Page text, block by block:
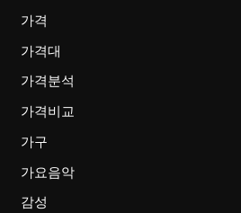
가격
가격대
가격분석
가격비교
가구
가요음악
감성